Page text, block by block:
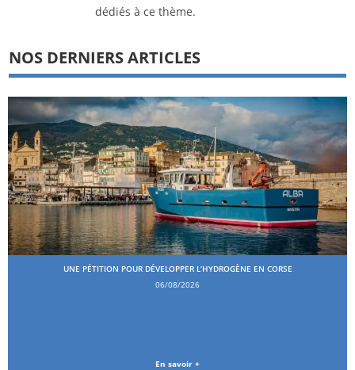
dédiés à ce thème.
NOS DERNIERS ARTICLES
UNE PÉTITION POUR DÉVELOPPER L’HYDROGÈNE EN CORSE
06/08/2026
En savoir +